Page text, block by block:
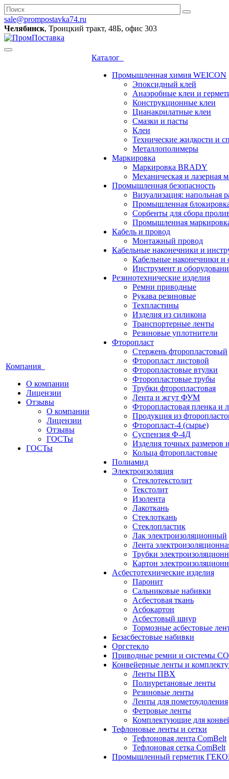
sale@prompostavka74.ru
Челябинск, Троицкий тракт, 48Б, офис 303
Компания
О компании
Лицензии
Отзывы
О компании
Лицензии
Отзывы
ГОСТы
ГОСТы
Каталог
Промышленная химия WEICON
Эпоксидный клей
Анаэробные клеи и
Конструкционные клеи
Цианакрилатные клеи
Смазки и пасты
Клеи
Технические жидкости и
Металлополимеры
Маркировка
Маркировка BRADY
Механическая и лазерная
Промышленная безопасность
Визуализация: напольная
Промышленная
Сорбенты для сбора
Промышленная
Кабель и провод
Монтажный провод
Кабельные наконечники и
Кабельные наконечники и
Инструмент и
Резинотехнические изделия
Ремни приводные
Рукава резиновые
Техпластины
Изделия из силикона
Транспортерные ленты
Резиновые уплотнители
Фторопласт
Стержень фторопластовый
Фторопласт листовой
Фторопластовые втулки
Фторопластовые трубы
Трубки фторопластовая
Лента и жгут ФУМ
Фторопластовая пленка и
Продукция из
Фторопласт-4 (сырье)
Суспензия Ф-4Д
Изделия точных размеров
Кольца фторопластовые
Полиамид
Электроизоляция
Стеклотекстолит
Текстолит
Изолента
Лакоткань
Стеклоткань
Стеклопластик
Лак электроизоляционный
Лента
Трубки
Картон
Асбестотехнические изделия
Паронит
Сальниковые набивки
Асбестовая ткань
Асбокартон
Асбестовый шнур
Тормозные асбестовые
Безасбестовые набивки
Оргстекло
Приводные ремни и системы
Конвейерные ленты и
Ленты ПВХ
Полиуретановые ленты
Резиновые ленты
Ленты для пометоудоления
Фетровые ленты
Комплектующие для
Тефлоновые ленты и сетки
Тефлоновая лента ComBelt
Тефлоновая сетка ComBelt
Промышленный герметик